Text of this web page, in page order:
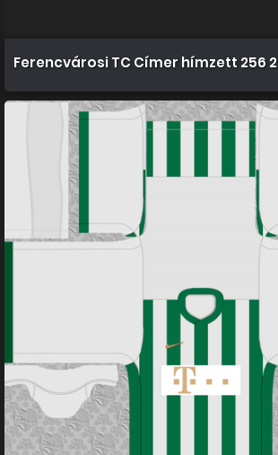
Ferencvárosi TC Címer hímzett 256 2